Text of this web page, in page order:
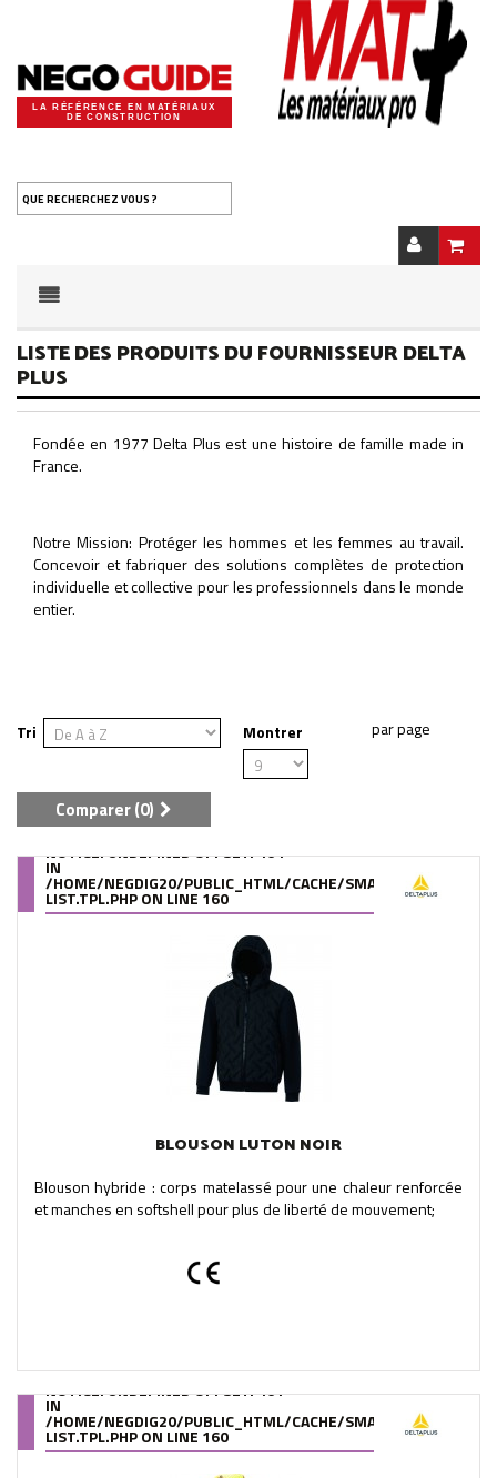
LA RÉFÉRENCE EN MATÉRIAUX
DE CONSTRUCTION
QUE RECHERCHEZ VOUS ?
LISTE DES PRODUITS DU FOURNISSEUR DELTA
PLUS
Fondée en 1977 Delta Plus est une histoire de famille made in
France.
Notre Mission: Protéger les hommes et les femmes au travail.
Concevoir et fabriquer des solutions complètes de protection
individuelle et collective pour les professionnels dans le monde
entier.
Tri Montrer
Comparer (0)
NOTICE: UNDEFINED OFFSET: 464
IN
/HOME/NEGDIG20/PUBLIC_HTML/CACHE/SMARTY/
LIST.TPL.PHPON LINE 160
BLOUSON LUTON NOIR
Blouson hybride : corps matelassé pour une chaleur renforcée
et manches en softshell pour plus de liberté de mouvement;
NOTICE: UNDEFINED OFFSET: 461
IN
/HOME/NEGDIG20/PUBLIC_HTML/CACHE/SMARTY/
LIST.TPL.PHPON LINE 160